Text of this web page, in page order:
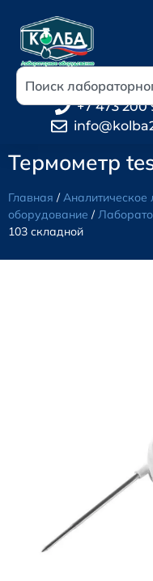
+7 473 200
Термометр
Главная /Аналитическое
оборудование /
103 складной